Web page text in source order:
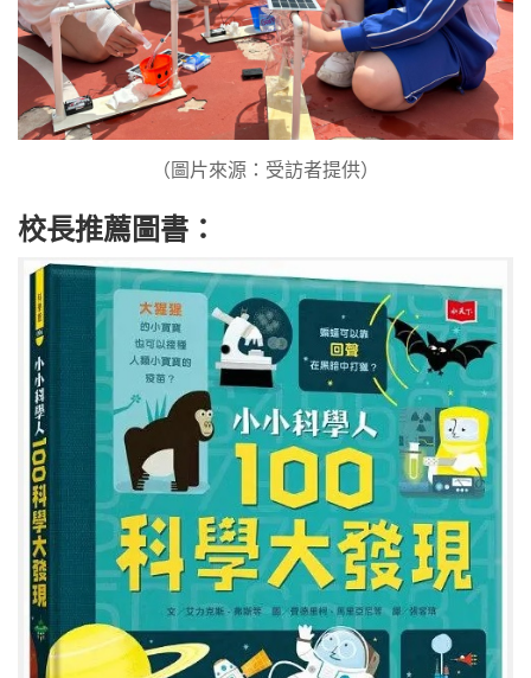
（圖片來源：受訪者提供）
校長推薦圖書：